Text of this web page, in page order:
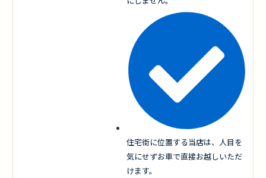
住宅街に位置する当店は、人目を
気にせずお車で直接お越しいただ
けます。